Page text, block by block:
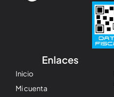
Enlaces
Inicio
Mi cuenta